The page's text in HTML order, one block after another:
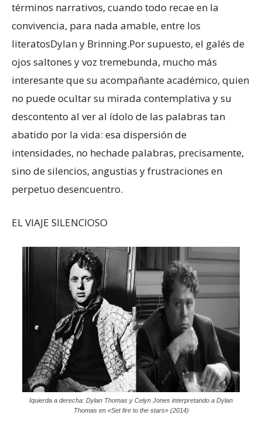
términos narrativos, cuando todo recae en la
convivencia, para nada amable, entre los
literatosDylan y Brinning.Por supuesto, el galés de
ojos saltones y voz tremebunda, mucho más
interesante que su acompañante académico, quien
no puede ocultar su mirada contemplativa y su
descontento al ver al ídolo de las palabras tan
abatido por la vida: esa dispersión de
intensidades, no hechade palabras, precisamente,
sino de silencios, angustias y frustraciones en
perpetuo desencuentro.
EL VIAJE SILENCIOSO
Iquierda a derecha: Dylan Thomas y Celyn Jones interpretando a Dylan
Thomas en «Set fire to the stars» (2014)